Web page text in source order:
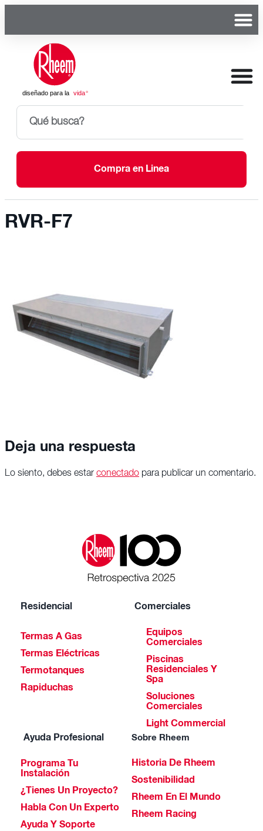
Compra en Linea
RVR-F7
Deja una respuesta
Lo siento, debes estar conectado para publicar un comentario.
Residencial
Termas A Gas
Termas Eléctricas
Termotanques
Rapiduchas
Comerciales
Equipos
Comerciales
Piscinas
Residenciales Y
Spa
Soluciones
Comerciales
Light Commercial
Ayuda Profesional
Programa Tu
Instalación
¿Tienes Un Proyecto?
Habla Con Un Experto
Ayuda Y Soporte
Sobre Rheem
Historia De Rheem
Sostenibilidad
Rheem En El Mundo
Rheem Racing